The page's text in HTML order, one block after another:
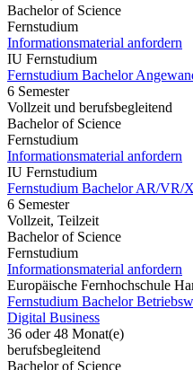
Bachelor of Science
Fernstudium
Informationsmaterial anfordern
IU Fernstudium
Fernstudium Bachelor
6 Semester
Vollzeit und berufsbegleitend
Bachelor of Science
Fernstudium
Informationsmaterial anfordern
IU Fernstudium
Fernstudium Bachelor AR/VR/
6 Semester
Vollzeit, Teilzeit
Bachelor of Science
Fernstudium
Informationsmaterial anfordern
Europäische Fernhochschule
Fernstudium Bachelor
Digital Business
36 oder 48 Monat(e)
berufsbegleitend
Bachelor of Science